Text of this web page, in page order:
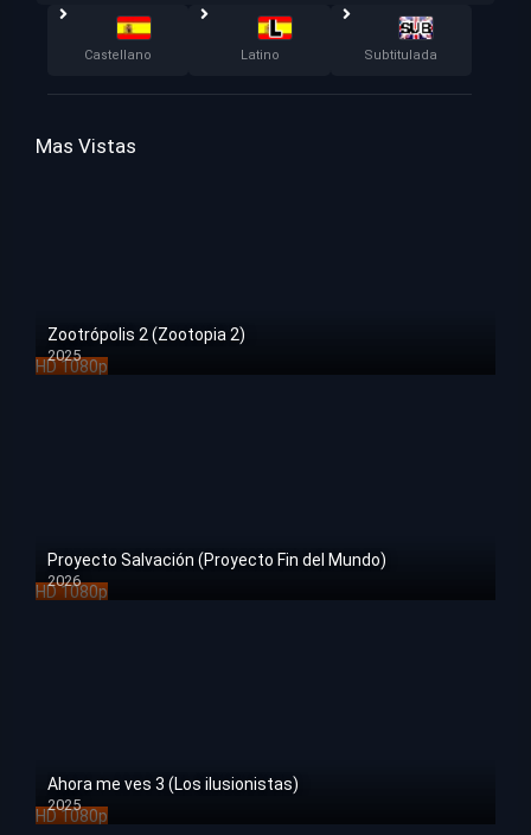
Castellano Latino Subtitulada
2025
HD 1080p
2026
HD 1080p
2025
HD 1080p